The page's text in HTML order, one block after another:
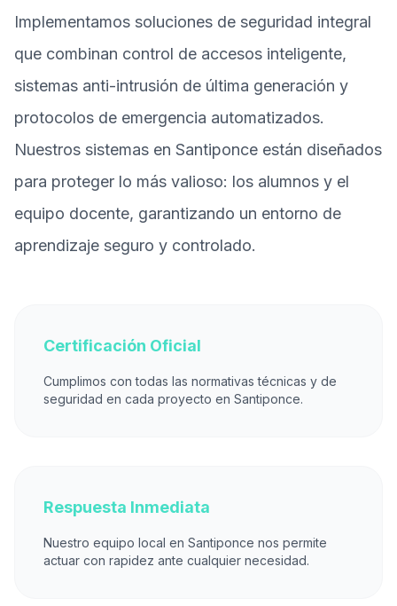
Implementamos soluciones de seguridad integral
que combinan control de accesos inteligente,
sistemas anti-intrusión de última generación y
protocolos de emergencia automatizados.
Nuestros sistemas en Santiponce están diseñados
para proteger lo más valioso: los alumnos y el
equipo docente, garantizando un entorno de
aprendizaje seguro y controlado.
Certificación Oficial
Cumplimos con todas las normativas técnicas y de
seguridad en cada proyecto en Santiponce.
Respuesta Inmediata
Nuestro equipo local en Santiponce nos permite
actuar con rapidez ante cualquier necesidad.